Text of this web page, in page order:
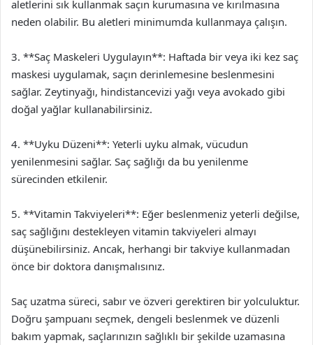
aletlerini sık kullanmak saçın kurumasına ve kırılmasına
neden olabilir. Bu aletleri minimumda kullanmaya çalışın.
3. **Saç Maskeleri Uygulayın**: Haftada bir veya iki kez saç
maskesi uygulamak, saçın derinlemesine beslenmesini
sağlar. Zeytinyağı, hindistancevizi yağı veya avokado gibi
doğal yağlar kullanabilirsiniz.
4. **Uyku Düzeni**: Yeterli uyku almak, vücudun
yenilenmesini sağlar. Saç sağlığı da bu yenilenme
sürecinden etkilenir.
5. **Vitamin Takviyeleri**: Eğer beslenmeniz yeterli değilse,
saç sağlığını destekleyen vitamin takviyeleri almayı
düşünebilirsiniz. Ancak, herhangi bir takviye kullanmadan
önce bir doktora danışmalısınız.
Saç uzatma süreci, sabır ve özveri gerektiren bir yolculuktur.
Doğru şampuanı seçmek, dengeli beslenmek ve düzenli
bakım yapmak, saçlarınızın sağlıklı bir şekilde uzamasına